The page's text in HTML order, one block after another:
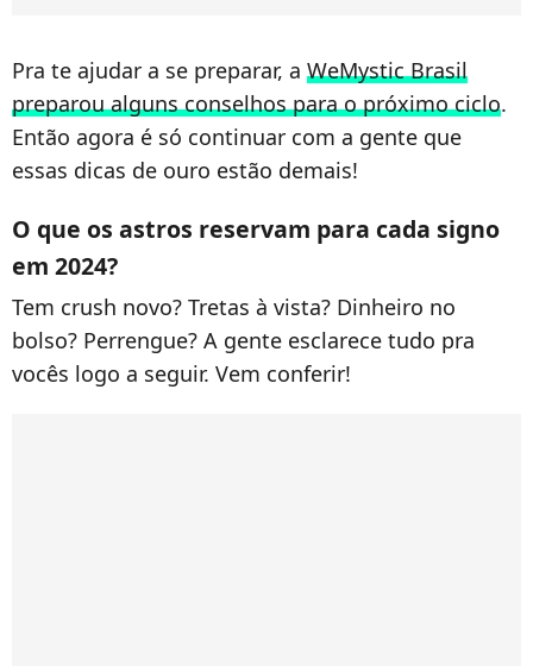
Pra te ajudar a se preparar, a WeMystic Brasil
preparou alguns conselhos para o próximo ciclo.
Então agora é só continuar com a gente que
essas dicas de ouro estão demais!
O que os astros reservam para cada signo
em 2024?
Tem crush novo? Tretas à vista? Dinheiro no
bolso? Perrengue? A gente esclarece tudo pra
vocês logo a seguir. Vem conferir!